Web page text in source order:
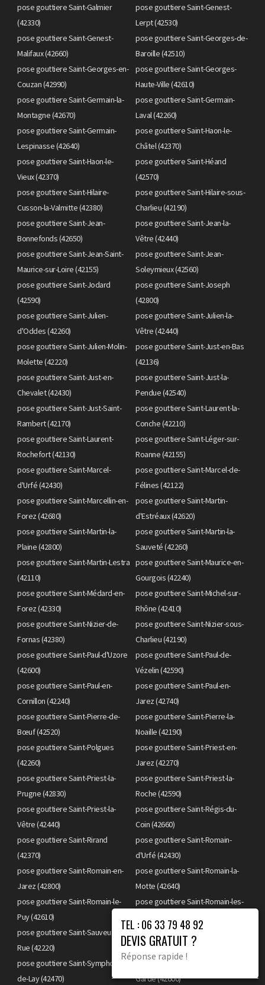
pose gouttiere Saint-Galmier
(42330)
pose gouttiere Saint-Genest-
Lerpt (42530)
pose gouttiere Saint-Genest-
Malifaux (42660)
pose gouttiere Saint-Georges-de-
Baroille (42510)
pose gouttiere Saint-Georges-en-
Couzan (42990)
pose gouttiere Saint-Georges-
Haute-Ville (42610)
pose gouttiere Saint-Germain-la-
Montagne (42670)
pose gouttiere Saint-Germain-
Laval (42260)
pose gouttiere Saint-Germain-
Lespinasse (42640)
pose gouttiere Saint-Haon-le-
Châtel (42370)
pose gouttiere Saint-Haon-le-
Vieux (42370)
pose gouttiere Saint-Héand
(42570)
pose gouttiere Saint-Hilaire-
Cusson-la-Valmitte (42380)
pose gouttiere Saint-Hilaire-sous-
Charlieu (42190)
pose gouttiere Saint-Jean-
Bonnefonds (42650)
pose gouttiere Saint-Jean-la-
Vêtre (42440)
pose gouttiere Saint-Jean-Saint-
Maurice-sur-Loire (42155)
pose gouttiere Saint-Jean-
Soleymieux (42560)
pose gouttiere Saint-Jodard
(42590)
pose gouttiere Saint-Joseph
(42800)
pose gouttiere Saint-Julien-
d'Oddes (42260)
pose gouttiere Saint-Julien-la-
Vêtre (42440)
pose gouttiere Saint-Julien-Molin-
Molette (42220)
pose gouttiere Saint-Just-en-Bas
(42136)
pose gouttiere Saint-Just-en-
Chevalet (42430)
pose gouttiere Saint-Just-la-
Pendue (42540)
pose gouttiere Saint-Just-Saint-
Rambert (42170)
pose gouttiere Saint-Laurent-la-
Conche (42210)
pose gouttiere Saint-Laurent-
Rochefort (42130)
pose gouttiere Saint-Léger-sur-
Roanne (42155)
pose gouttiere Saint-Marcel-
d'Urfé (42430)
pose gouttiere Saint-Marcel-de-
Félines (42122)
pose gouttiere Saint-Marcellin-en-
Forez (42680)
pose gouttiere Saint-Martin-
d'Estréaux (42620)
pose gouttiere Saint-Martin-la-
Plaine (42800)
pose gouttiere Saint-Martin-la-
Sauveté (42260)
pose gouttiere Saint-Martin-Lestra
(42110)
pose gouttiere Saint-Maurice-en-
Gourgois (42240)
pose gouttiere Saint-Médard-en-
Forez (42330)
pose gouttiere Saint-Michel-sur-
Rhône (42410)
pose gouttiere Saint-Nizier-de-
Fornas (42380)
pose gouttiere Saint-Nizier-sous-
Charlieu (42190)
pose gouttiere Saint-Paul-d'Uzore
(42600)
pose gouttiere Saint-Paul-de-
Vézelin (42590)
pose gouttiere Saint-Paul-en-
Cornillon (42240)
pose gouttiere Saint-Paul-en-
Jarez (42740)
pose gouttiere Saint-Pierre-de-
Bœuf (42520)
pose gouttiere Saint-Pierre-la-
Noaille (42190)
pose gouttiere Saint-Polgues
(42260)
pose gouttiere Saint-Priest-en-
Jarez (42270)
pose gouttiere Saint-Priest-la-
Prugne (42830)
pose gouttiere Saint-Priest-la-
Roche (42590)
pose gouttiere Saint-Priest-la-
Vêtre (42440)
pose gouttiere Saint-Régis-du-
Coin (42660)
pose gouttiere Saint-Rirand
(42370)
pose gouttiere Saint-Romain-
d'Urfé (42430)
pose gouttiere Saint-Romain-en-
Jarez (42800)
pose gouttiere Saint-Romain-la-
Motte (42640)
pose gouttiere Saint-Romain-le-
Puy (42610)
pose gouttiere Saint-Romain-les-
pose gouttiere Saint-Sauveur-en-
Rue (42220)
pose gouttiere Saint-Sixte (42130)
pose gouttiere Saint-Symphorien-
de-Lay (42470)
pose gouttiere Saint-Thomas-la-
Garde (42600)
TEL : 06 33 79 48 92
DEVIS GRATUIT ?
Réponse rapide !